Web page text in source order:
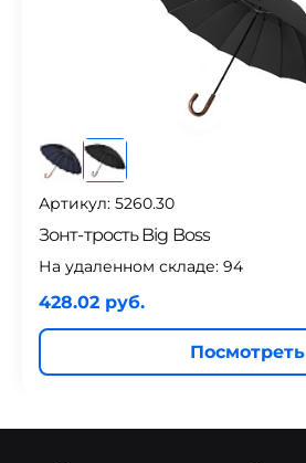
Артикул: 5260.30
Зонт-трость Big Boss
На удаленном складе: 94
428.02 руб.
Посмотреть